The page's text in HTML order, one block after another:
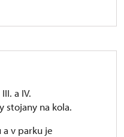
a IV.
stojany na kola.
a v parku je